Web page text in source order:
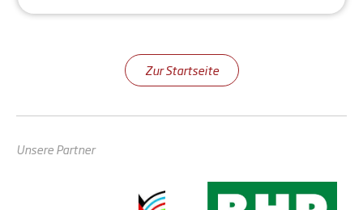
Zur Startseite
Unsere Partner